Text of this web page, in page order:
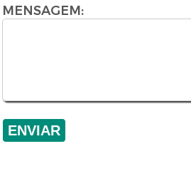
MENSAGEM: